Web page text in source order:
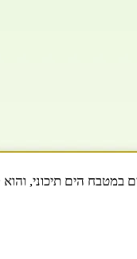
במטבח הים תיכוני,